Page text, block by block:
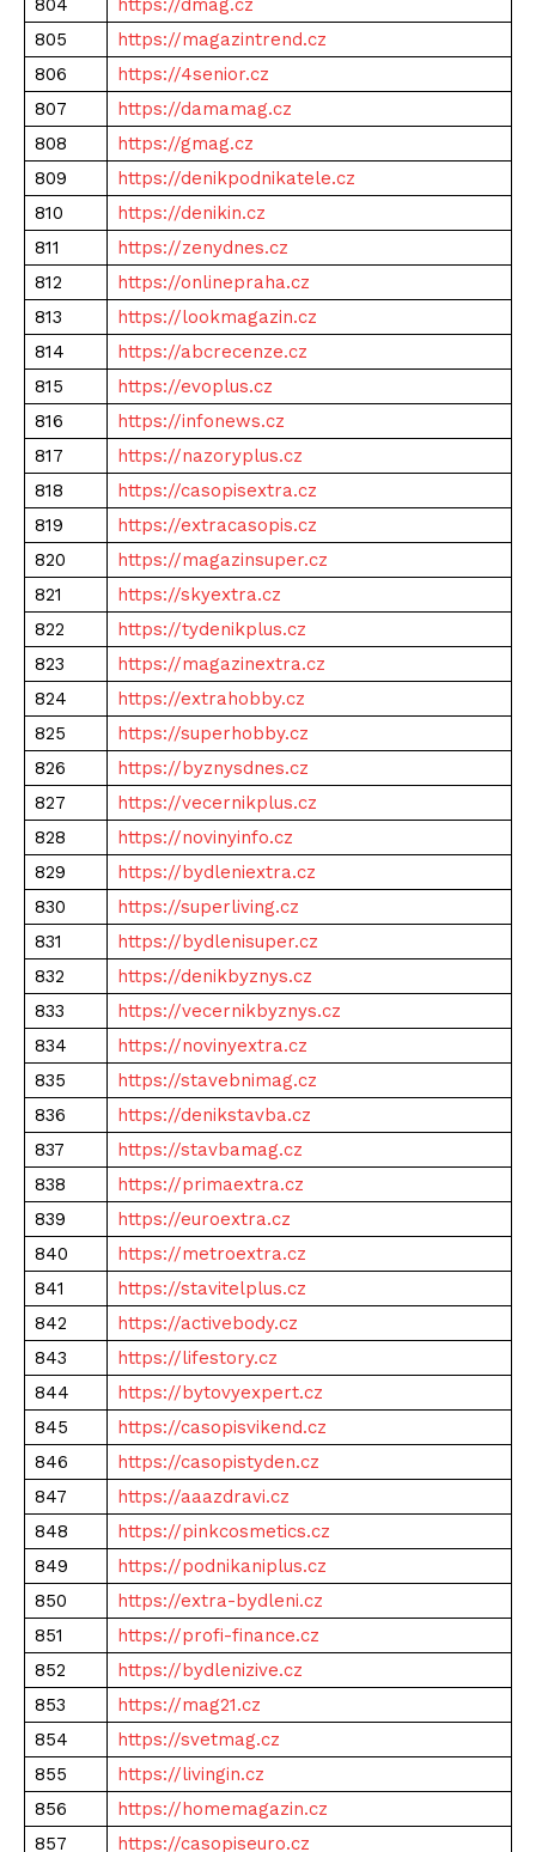
804
https://dmag.cz
805
https://magazintrend.cz
806
https://4senior.cz
807
https://damamag.cz
808
https://gmag.cz
809
https://denikpodnikatele.cz
810
https://denikin.cz
811
https://zenydnes.cz
812
https://onlinepraha.cz
813
https://lookmagazin.cz
814
https://abcrecenze.cz
815
https://evoplus.cz
816
https://infonews.cz
817
https://nazoryplus.cz
818
https://casopisextra.cz
819
https://extracasopis.cz
820
https://magazinsuper.cz
821
https://skyextra.cz
822
https://tydenikplus.cz
823
https://magazinextra.cz
824
https://extrahobby.cz
825
https://superhobby.cz
826
https://byznysdnes.cz
827
https://vecernikplus.cz
828
https://novinyinfo.cz
829
https://bydleniextra.cz
830
https://superliving.cz
831
https://bydlenisuper.cz
832
https://denikbyznys.cz
833
https://vecernikbyznys.cz
834
https://novinyextra.cz
835
https://stavebnimag.cz
836
https://denikstavba.cz
837
https://stavbamag.cz
838
https://primaextra.cz
839
https://euroextra.cz
840
https://metroextra.cz
841
https://stavitelplus.cz
842
https://activebody.cz
843
https://lifestory.cz
844
https://bytovyexpert.cz
845
https://casopisvikend.cz
846
https://casopistyden.cz
847
https://aaazdravi.cz
848
https://pinkcosmetics.cz
849
https://podnikaniplus.cz
850
https://extra-bydleni.cz
851
https://profi-finance.cz
852
https://bydlenizive.cz
853
https://mag21.cz
854
https://svetmag.cz
855
https://livingin.cz
856
https://homemagazin.cz
857
https://casopiseuro.cz